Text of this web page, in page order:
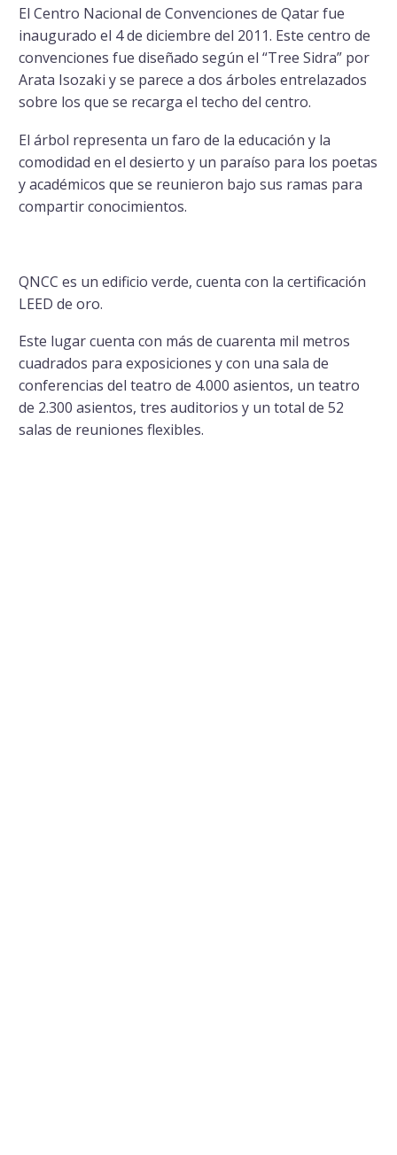
El Centro Nacional de Convenciones de Qatar fue
inaugurado el 4 de diciembre del 2011. Este centro de
convenciones fue diseñado según el “Tree Sidra” por
Arata Isozaki y se parece a dos árboles entrelazados
sobre los que se recarga el techo del centro.
El árbol representa un faro de la educación y la
comodidad en el desierto y un paraíso para los poetas
y académicos que se reunieron bajo sus ramas para
compartir conocimientos.
QNCC es un edificio verde, cuenta con la certificación
LEED de oro.
Este lugar cuenta con más de cuarenta mil metros
cuadrados para exposiciones y con una sala de
conferencias del teatro de 4.000 asientos, un teatro
de 2.300 asientos, tres auditorios y un total de 52
salas de reuniones flexibles.